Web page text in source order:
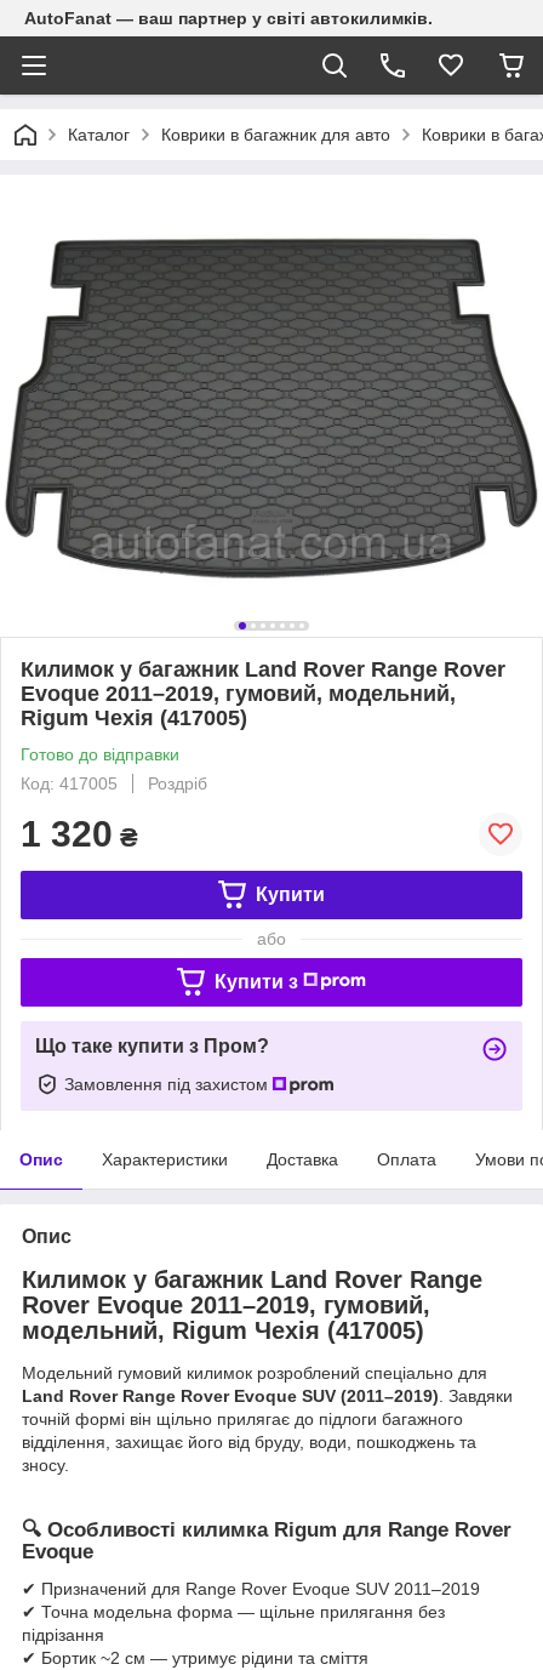
AutoFanat — ваш партнер у світі автокилимків.
Каталог Коврики в багажник для авто Коврики в
Килимок у багажник Land Rover Range Rover
Evoque 2011–2019, гумовий, модельний,
Rigum Чехія (417005)
Готово до відправки
Код: 417005
Роздріб
1 320 ₴
Купити
або
Купити з
Що таке купити з Пром?
Замовлення під захистом
Опис Характеристики Доставка Оплата Умови
Опис
Килимок у багажник Land Rover Range
Rover Evoque 2011–2019, гумовий,
модельний, Rigum Чехія (417005)
Модельний гумовий килимок розроблений спеціально для
Land Rover Range Rover Evoque SUV (2011–2019). Завдяки
точній формі він щільно прилягає до підлоги багажного
відділення, захищає його від бруду, води, пошкоджень та
зносу.
🔍 Особливості килимка Rigum для Range Rover
Evoque
✔ Призначений для Range Rover Evoque SUV 2011–2019
✔ Точна модельна форма — щільне прилягання без
підрізання
✔ Бортик ~2 см — утримує рідини та сміття